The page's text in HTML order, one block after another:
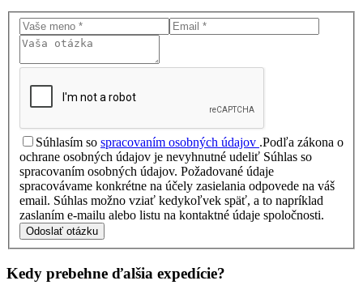
Súhlasím so spracovaním osobných údajov .Podľa zákona o
ochrane osobných údajov je nevyhnutné udeliť Súhlas so
spracovaním osobných údajov. Požadované údaje
spracovávame konkrétne na účely zasielania odpovede na váš
email. Súhlas možno vziať kedykoľvek späť, a to napríklad
zaslaním e-mailu alebo listu na kontaktné údaje spoločnosti.
Odoslať otázku
Kedy prebehne ďalšia expedície?